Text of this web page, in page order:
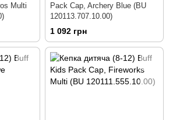
Multi
Pack Cap, Archery Blue (BU
120113.707.10.00)
1 092 грн